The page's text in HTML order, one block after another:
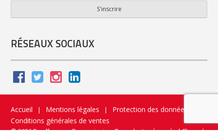
S'inscrire
Email *
RÉSEAUX SOCIAUX
Accueil | Mentions légales | Protection des données
Conditions générales de ventes